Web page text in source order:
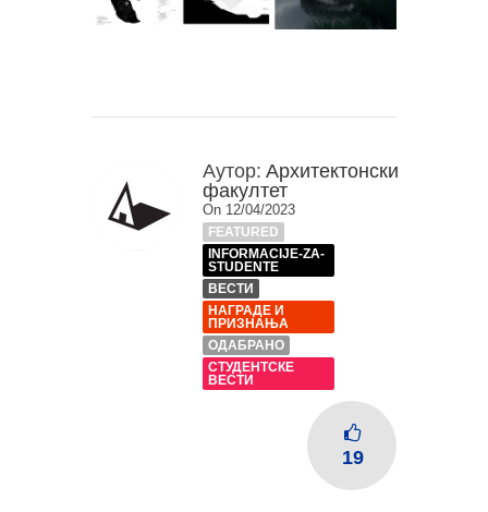
Аутор: Архитектонски
факултет
On 12/04/2023
FEATURED
INFORMACIJE-ZA-
STUDENTE
ВЕСТИ
НАГРАДЕ И
ПРИЗНАЊА
ОДАБРАНО
СТУДЕНТСКЕ
ВЕСТИ
19